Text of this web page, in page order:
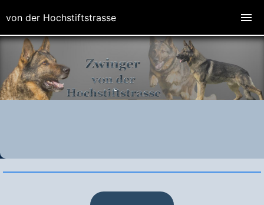
von der Hochstiftstrasse